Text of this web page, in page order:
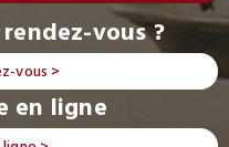
rendez-vous ?
vous >
en ligne